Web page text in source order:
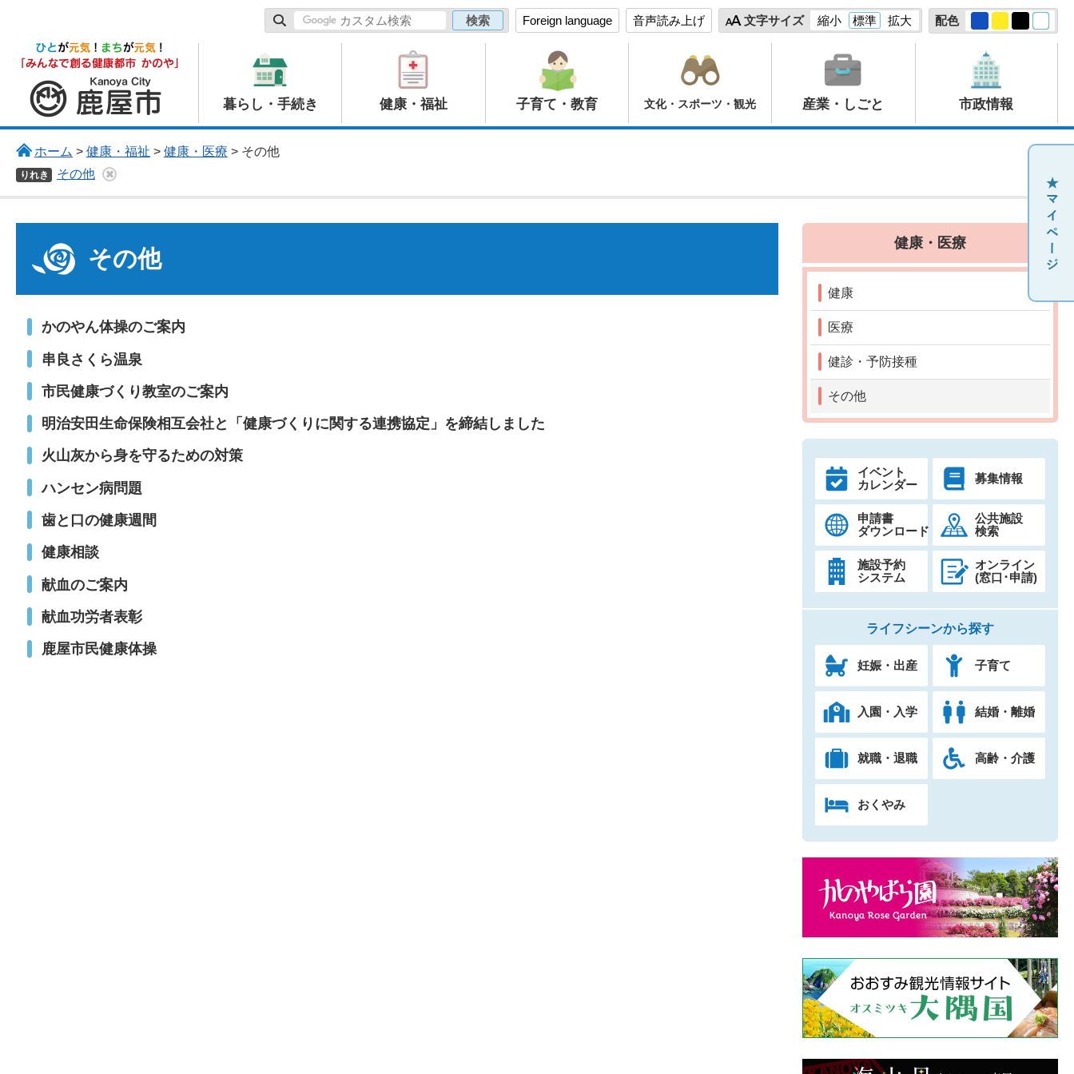
Foreign language 音声読み上げ 文字サイズ 縮小 標準 拡大 配色
鹿屋市
暮らし・手続き 健康・福祉 子育て・教育 文化・スポーツ・観光 産業・しごと 市政情報
ホーム > 健康・福祉 > 健康・医療 > その他
りれき その他
その他
かのやん体操のご案内
串良さくら温泉
市民健康づくり教室のご案内
明治安田生命保険相互会社と「健康づくりに関する連携協定」を締結しました
火山灰から身を守るための対策
ハンセン病問題
歯と口の健康週間
健康相談
献血のご案内
献血功労者表彰
鹿屋市民健康体操
健康・医療
健康
医療
健診・予防接種
その他
イベント
カレンダー
募集情報
申請書
ダウンロード
公共施設
検索
施設予約
システム
オンライン
(窓口･申請)
ライフシーンから探す
妊娠・出産 子育て
入園・入学 結婚・離婚
就職・退職 高齢・介護
おくやみ